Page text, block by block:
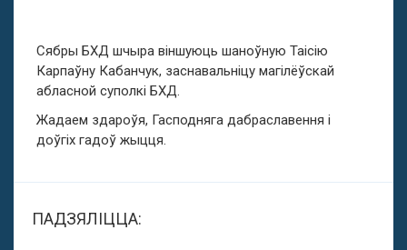
Сябры БХД шчыра віншуюць шаноўную Таісію
Карпаўну Кабанчук, заснавальніцу магілёўскай
абласной суполкі БХД.
Жадаем здароўя, Гасподняга дабраславення і
доўгіх гадоў жыцця.
ПАДЗЯЛІЦЦА: